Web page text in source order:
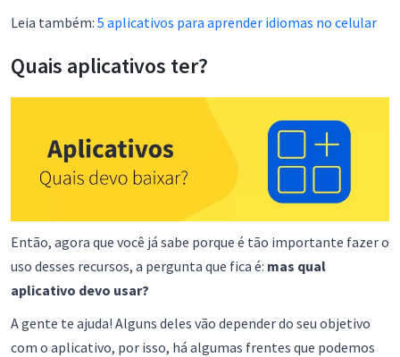
Leia também: 5 aplicativos para aprender idiomas no celular
Quais aplicativos ter?
Então, agora que você já sabe porque é tão importante fazer o
uso desses recursos, a pergunta que fica é: mas qual
aplicativo devo usar?
A gente te ajuda! Alguns deles vão depender do seu objetivo
com o aplicativo, por isso, há algumas frentes que podemos